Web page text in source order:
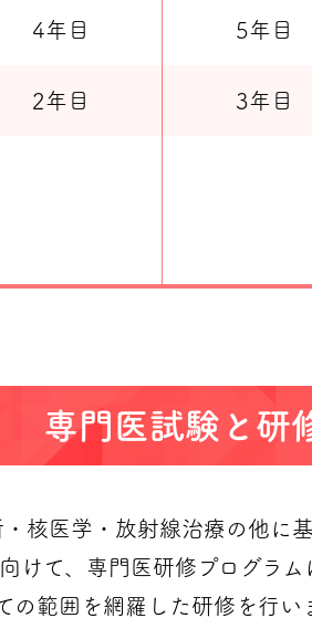
4年目 5年目
2年目 3年目
専門医試験と研
核医学・放射線治療の他に
けて、専門医研修プログラ
の範囲を網羅した研修を行